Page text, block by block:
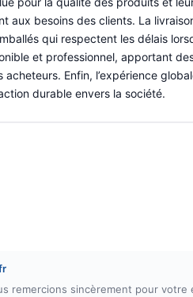
aux besoins des clients. La
qui respectent les délais
et professionnel, apportant
Enfin, l’expérience
durable envers la société.
remercions sincèrement pour